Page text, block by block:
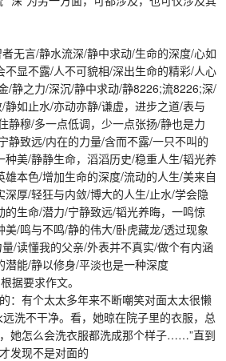
言/静水流深/静中求动/生命的深度/心如
显不露/人不可貌相/深出生命的精彩/人心
/静之力/深沉/静中求动/静8226;流8226;深/
静如止水/亦动亦静/谦虚，进步之道/表与
静穆/多一点低调，少一点张扬/静也是力
静致远/内在的力量/含而不露/一只不叫的
美/静静生命，滔滔历史/稳重人生/韬光养
本色/增加生命的深度/流动的人生/美来自
深厚/轻狂与内敛/博大的人生/止水/学会隐
生命/潜力/宁静致远/韬光养晦，一鸣惊
美/鸣与不鸣/静的伟大/卧虎藏龙/透过现象
/读懂我的父亲/外表并不真实/做个有内涵
潜能/静以修身/平淡也是一种深度
要求作文。
有个太太多年来不断嘲笑对面太太很懒
洗不干净。看，她晾在院子里的衣服，总
她怎么会洗衣服都洗成那个样子……”直到
发现不是对面的